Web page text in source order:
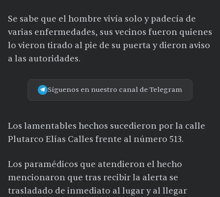
Se sabe que el hombre vivía solo y padecía de
varias enfermedades, sus vecinos fueron quienes
lo vieron tirado al pie de su puerta y dieron aviso
a las autoridades.
Síguenos en nuestro canal de Telegram
Los lamentables hechos sucedieron por la calle
Plutarco Elías Calles frente al número 513.
Los paramédicos que atendieron el hecho
mencionaron que tras recibir la alerta se
trasladado de inmediato al lugar y al llegar